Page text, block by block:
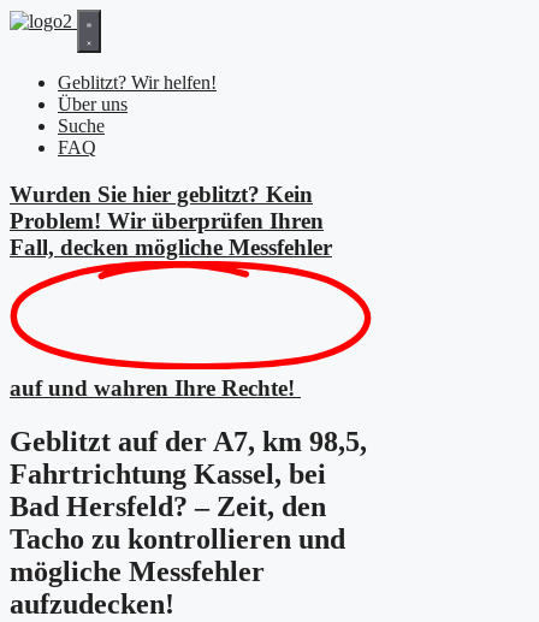
Zum
Geblitzt? Wir helfen!
Über uns
Suche
FAQ
Wurden Sie hier geblitzt? Kein
Problem! Wir überprüfen Ihren
Fall, decken mögliche Messfehler
auf und wahren Ihre Rechte!
Geblitzt auf der A7, km 98,5,
Fahrtrichtung Kassel, bei
Bad Hersfeld? – Zeit, den
Tacho zu kontrollieren und
mögliche Messfehler
aufzudecken!